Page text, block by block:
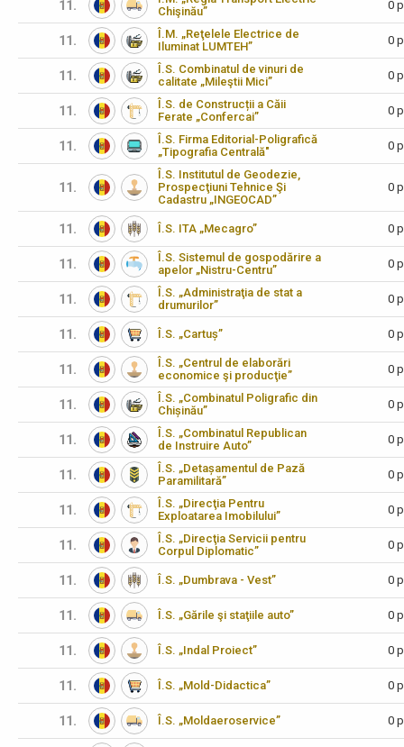
11.
Chişinău”
0
11.
Î.M. „Reţelele Electrice de
Iluminat LUMTEH”
0
11.
Î.S. Combinatul de vinuri de
calitate „Mileştii Mici”
0
11.
Î.S. de Construcții a Căii
Ferate „Confercai”
0
11.
Î.S. Firma Editorial-Poligrafică
„Tipografia Centrală"
0
11.
Î.S. Institutul de Geodezie,
Prospecţiuni Tehnice Şi
Cadastru „INGEOCAD”
0
11. Î.S. ITA „Mecagro” 0
11.
Î.S. Sistemul de gospodărire a
apelor „Nistru-Centru”
0
11.
Î.S. „Administraţia de stat a
drumurilor”
0
11. Î.S. „Cartuș” 0
11.
Î.S. „Centrul de elaborări
economice şi producţie”
0
11.
Î.S. „Combinatul Poligrafic din
Chișinău”
0
11.
Î.S. „Combinatul Republican
de Instruire Auto”
0
11.
Î.S. „Detașamentul de Pază
Paramilitară”
0
11.
Î.S. „Direcţia Pentru
Exploatarea Imobilului”
0
11.
Î.S. „Direcţia Servicii pentru
Corpul Diplomatic”
0
11. Î.S. „Dumbrava - Vest” 0
11. Î.S. „Gările şi staţiile auto” 0
11. Î.S. „Indal Proiect” 0
11. Î.S. „Mold-Didactica” 0
11. Î.S. „Moldaeroservice” 0